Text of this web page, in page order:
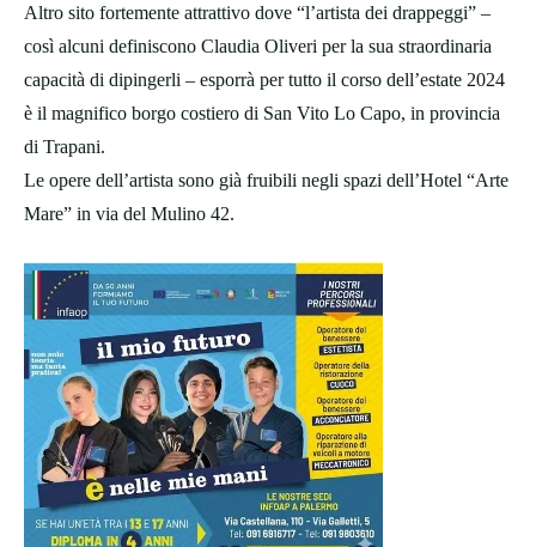
Altro sito fortemente attrattivo dove “l’artista dei drappeggi” –
così alcuni definiscono Claudia Oliveri per la sua straordinaria
capacità di dipingerli – esporrà per tutto il corso dell’estate 2024
è il magnifico borgo costiero di San Vito Lo Capo, in provincia
di Trapani.
Le opere dell’artista sono già fruibili negli spazi dell’Hotel “Arte
Mare” in via del Mulino 42.